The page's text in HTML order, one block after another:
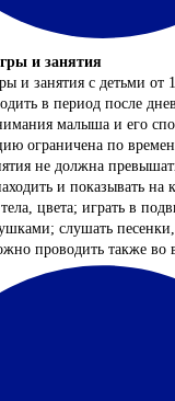
и занятия
и занятия с детьми от
в период после
малыша и его
ограничена по
не должна
и показывать на
цвета; играть в
слушать
проводить также во